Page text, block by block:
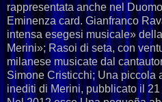
rappresentata anche nel
Eminenza card. Gianfranco
intensa esegesi musicale»
Merini»; Rasoi di seta, con
milanese musicate dal
Simone Cristicchi; Una piccola
inediti di Merini, pubblicato il